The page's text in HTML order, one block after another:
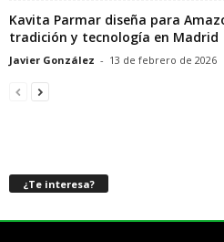
Kavita Parmar diseña para
tradición y tecnología en Madrid
Javier González - 13 de febrero de 2026
¿Te interesa?